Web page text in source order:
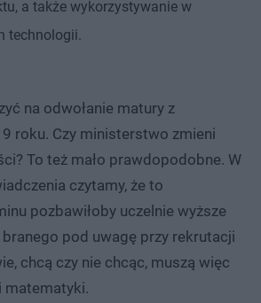
a także wykorzystywanie w
technologii.
na odwołanie matury z
roku. Czy ministerstwo zmieni
To też mało prawdopodobne. W
czytamy, że to
pozbawiłoby uczelnie wyższe
pod uwagę przy rekrutacji
chcą czy nie chcąc, muszą więc
matematyki.